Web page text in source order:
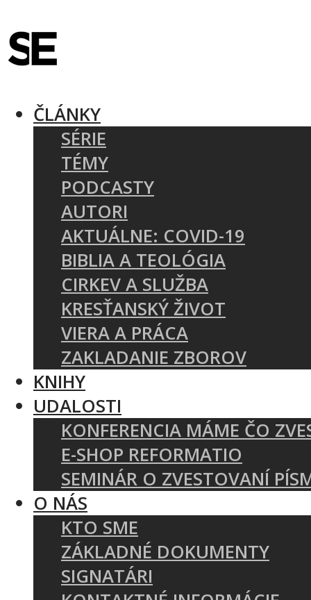
ČLÁNKY
SÉRIE
TÉMY
PODCASTY
AUTORI
AKTUÁLNE: COVID-19
BIBLIA A TEOLÓGIA
CIRKEV A SLUŽBA
KRESŤANSKÝ ŽIVOT
VIERA A PRÁCA
ZAKLADANIE ZBOROV
KNIHY
UDALOSTI
KONFERENCIA MÁME ČO
E-SHOP REFORMATIO
SEMINÁR O ZVESTOVANÍ
O NÁS
KTO SME
ZÁKLADNÉ DOKUMENTY
SIGNATÁRI